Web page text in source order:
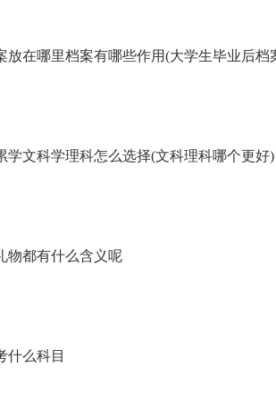
放在哪里档案有哪些作用(大学生毕业后档
学文科学理科怎么选择(文科理科哪个更好)
物都有什么含义呢
什么科目